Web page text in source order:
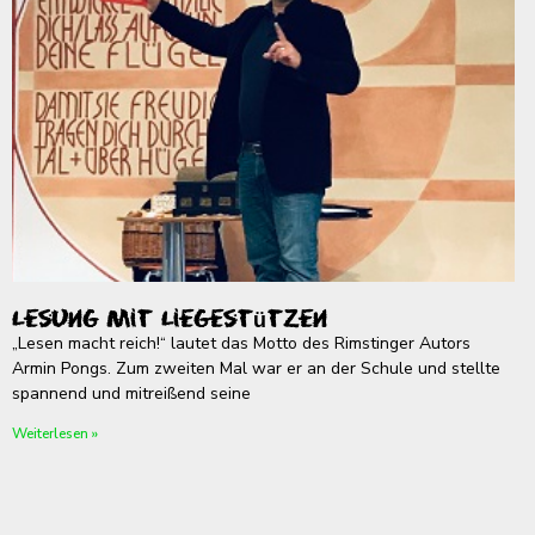
Lesung mit Liegestützen
„Lesen macht reich!“ lautet das Motto des Rimstinger Autors
Armin Pongs. Zum zweiten Mal war er an der Schule und stellte
spannend und mitreißend seine
Weiterlesen »